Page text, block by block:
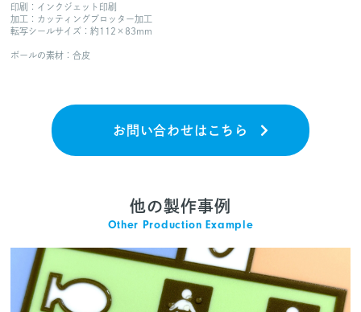
印刷：インクジェット印刷
加工：カッティングプロッター加工
転写シールサイズ：約112×83mm
ボールの素材：合皮
お問い合わせはこちら
他の製作事例
Other Production Example